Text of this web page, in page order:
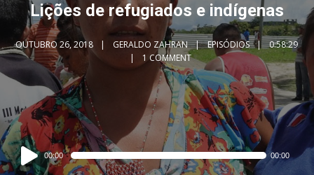
Lições de refugiados e indígenas
OUTUBRO 26, 2018 GERALDO ZAHRAN EPISÓDIOS
0:58:29
1 COMMENT
Audio
Player
00:00 00:00